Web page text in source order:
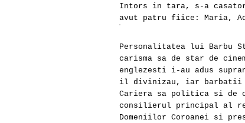
Intors in tara, s-a
avut patru fiice: Maria,
Personalitatea lui Barbu
carisma sa de star de
englezesti i-au adus
il divinizau, iar barbatii
Cariera sa politica si de
consilierul principal al
Domeniilor Coroanei si